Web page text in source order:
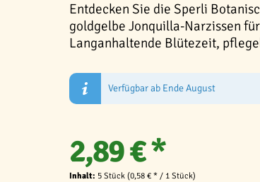
Entdecken Sie die Sperli
goldgelbe Jonquilla-Narzissen
Langanhaltende Blütezeit,
Verfügbar ab Ende August
2,89 € *
Inhalt: 5 Stück (0,58 € * / 1 Stück)